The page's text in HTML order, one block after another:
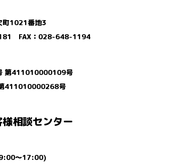
町1021番地3
FAX：028-648-1194
第411010000109号
411010000268号
相談センター
～17:00)